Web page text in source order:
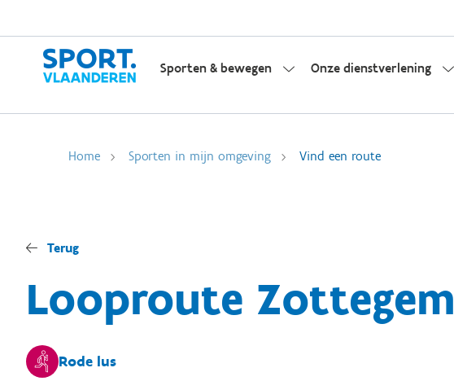
Sporten & bewegen Onze dienstverlening
Home Sporten in mijn omgeving Vind een route
Terug
Looproute Zottegem
Rode lus